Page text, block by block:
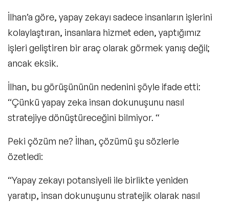
İlhan’a göre, yapay zekayı sadece insanların işlerini
kolaylaştıran, insanlara hizmet eden, yaptığımız
işleri geliştiren bir araç olarak görmek yanış değil;
ancak eksik.
İlhan, bu görüşününün nedenini şöyle ifade etti:
“Çünkü yapay zeka insan dokunuşunu nasıl
stratejiye dönüştüreceğini bilmiyor. “
Peki çözüm ne? İlhan, çözümü şu sözlerle
özetledi:
“Yapay zekayı potansiyeli ile birlikte yeniden
yaratıp, insan dokunuşunu stratejik olarak nasıl